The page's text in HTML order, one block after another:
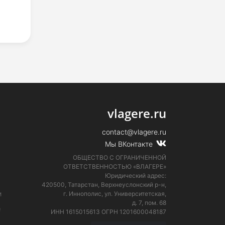
vlagere.ru
contact@vlagere.ru
Мы ВКонтакте
ОБЩЕСТВО С ОГРАНИЧЕННОЙ
ОТВЕТСТВЕННОСТЬЮ «ВЛАГЕРЕ»
Юридический адрес:
420500, Татарстан, Верхнеуслонский р-н,
г. Иннополис, ул. Университетская,
д. 7, пом. 68
ИНН 1615015613 ОГРН 1201600048187